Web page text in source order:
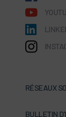
RÉSEAUX
BULLETIN